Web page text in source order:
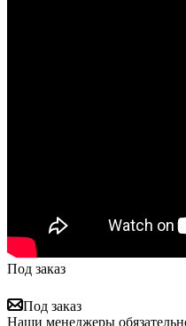
Под заказ
Под заказ
Наши менеджеры